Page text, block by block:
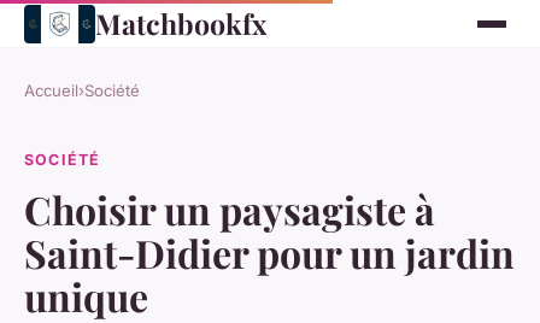
Matchbookfx
Accueil›Société
SOCIÉTÉ
Choisir un paysagiste à
Saint-Didier pour un jardin
unique